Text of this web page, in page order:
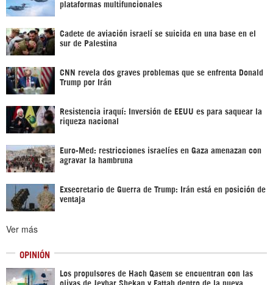
plataformas multifuncionales
Cadete de aviación israelí se suicida en una base en el
sur de Palestina
CNN revela dos graves problemas que se enfrenta Donald
Trump por Irán
Resistencia iraquí: Inversión de EEUU es para saquear la
riqueza nacional
Euro-Med: restricciones israelíes en Gaza amenazan con
agravar la hambruna
Exsecretario de Guerra de Trump: Irán está en posición de
ventaja
Ver más
OPINIÓN
Los propulsores de Hach Qasem se encuentran con las
ojivas de Jeybar Shekan y Fattah dentro de la nueva